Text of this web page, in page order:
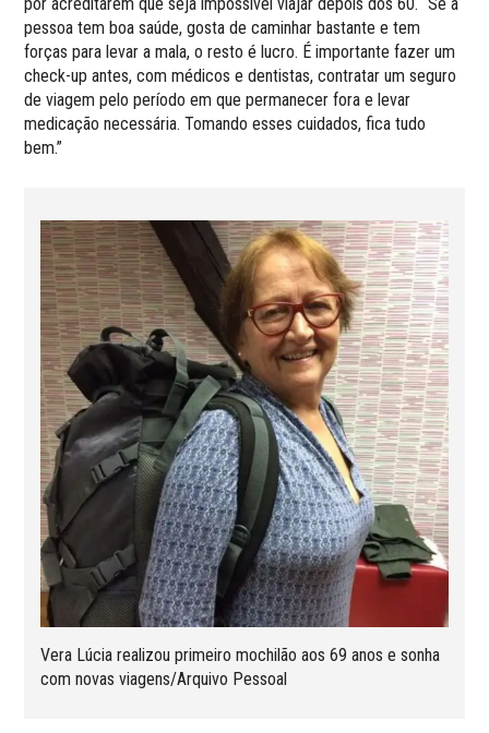
pessoa tem boa saúde, gosta de caminhar bastante e tem
forças para levar a mala, o resto é lucro. É importante fazer um
check-up antes, com médicos e dentistas, contratar um seguro
de viagem pelo período em que permanecer fora e levar
medicação necessária. Tomando esses cuidados, fica tudo
bem.”
Vera Lúcia realizou primeiro mochilão aos 69 anos e sonha
com novas viagens/Arquivo Pessoal